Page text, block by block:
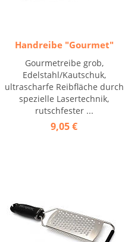
Handreibe "Gourmet"
Gourmetreibe grob,
Edelstahl/Kautschuk,
ultrascharfe Reibfläche durch
spezielle Lasertechnik,
rutschfester ...
9,05 €